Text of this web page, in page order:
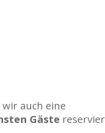
auch eine
Gäste